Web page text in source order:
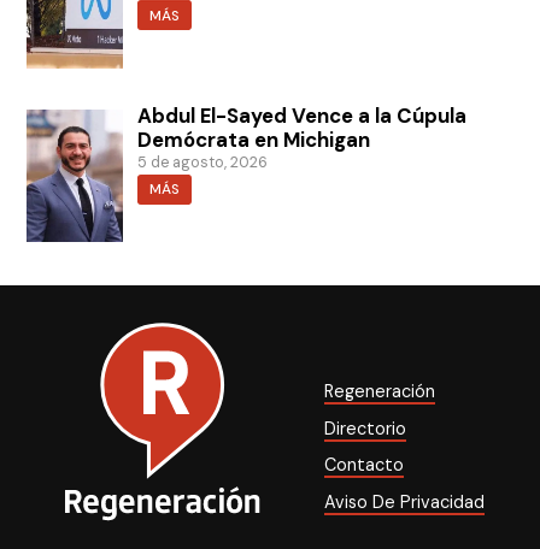
MÁS
Abdul El-Sayed Vence a la Cúpula
Demócrata en Michigan
5 de agosto, 2026
MÁS
Regeneración
Directorio
Contacto
Aviso De Privacidad